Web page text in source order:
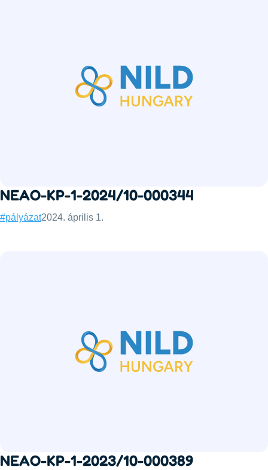
NEAO-KP-1-2024/10-000344
Categories:
#pályázatPublished:
2024. április 1.
NEAO-KP-1-2023/10-000389